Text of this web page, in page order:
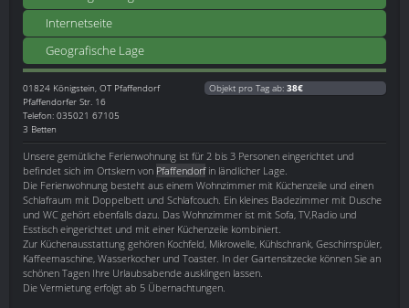
Internetseite
Geografische Lage
01824 Königstein, OT Pfaffendorf
Pfaffendorfer Str. 16
Telefon: 035021 67105
3 Betten
Objekt pro Tag ab: 38€
Unsere gemütliche Ferienwohnung ist für 2 bis 3 Personen eingerichtet und
befindet sich im Ortskern von Pfaffendorfin ländlicher Lage.
Die Ferienwohnung besteht aus einem Wohnzimmer mit Küchenzeile und einen
Schlafraum mit Doppelbett und Schlafcouch. Ein kleines Badezimmer mit Dusche
und WC gehört ebenfalls dazu. Das Wohnzimmer ist mit Sofa, TV,Radio und
Esstisch eingerichtet und mit einer Küchenzeile kombiniert.
Zur Küchenausstattung gehören Kochfeld, Mikrowelle, Kühlschrank, Geschirrspüler,
Kaffeemaschine, Wasserkocher und Toaster. In der Gartensitzecke können Sie an
schönen Tagen Ihre Urlaubsabende ausklingen lassen.
Die Vermietung erfolgt ab 5 Übernachtungen.